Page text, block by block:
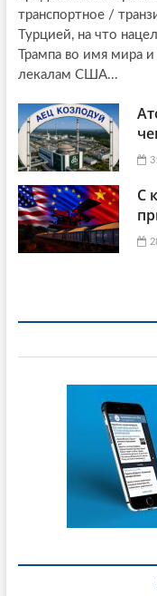
транспортное /
Турцией, на что
Трампа во имя мира и
лекалам США...
С